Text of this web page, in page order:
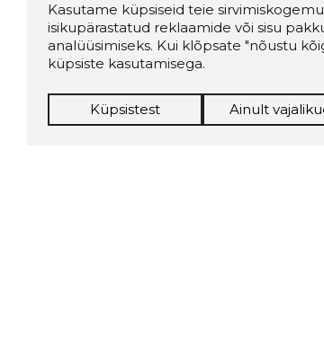
Katarzyna Słysz-
Michońska
3 aastat
Very interesting!
Kasutame küpsiseid teie
isikupärastatud reklaamide või sisu
analüüsimiseks. Kui klõpsate "nõustu
küpsiste kasutamisega.
Küpsistest Ainult